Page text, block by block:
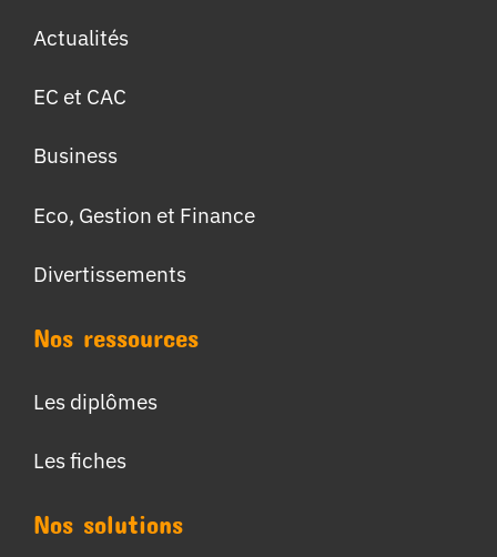
Actualités
EC et CAC
Business
Eco, Gestion et Finance
Divertissements
Nos ressources
Les diplômes
Les fiches
Nos solutions